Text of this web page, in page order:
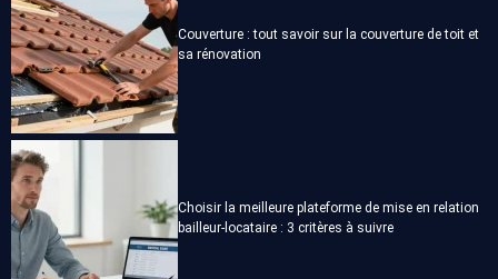
Couverture : tout savoir sur la couverture de toit et
sa rénovation
Choisir la meilleure plateforme de mise en relation
bailleur-locataire : 3 critères à suivre